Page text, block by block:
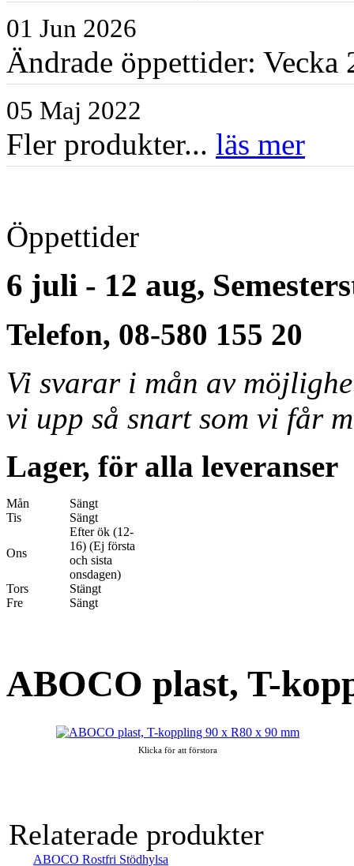
01 Jun 2026
Ändrade öppettider:
05 Maj 2022
Fler produkter... läs mer
Öppettider
6 juli - 12 aug,
Telefon, 08-580 155 20
Vi svarar i mån av
vi upp så snart som vi får
Lager, för alla leveranser
Mån
Sängt
Tis
Sängt
Ons
Efter ök (12-
16) (Ej första
och sista
onsdagen)
Tors
Stängt
Fre
Sängt
ABOCO plast, T-
Klicka för att förstora
Relaterade produkter
ABOCO Rostfri Stödhylsa